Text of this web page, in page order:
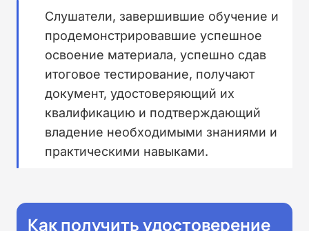
Слушатели, завершившие обучение и
продемонстрировавшие успешное
освоение материала, успешно сдав
итоговое тестирование, получают
документ, удостоверяющий их
квалификацию и подтверждающий
владение необходимыми знаниями и
практическими навыками.
Как получить удостоверение